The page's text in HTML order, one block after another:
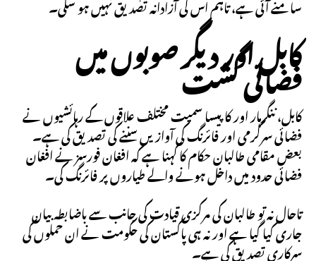
سامنے آئی ہے، تاہم اس کی آزادانہ تصدیق نہیں ہو سکی۔
کابل اور دیگر صوبوں میں
فضائی گشت
کابل، ننگرہار اور کاپیسا سمیت مختلف علاقوں کے رہائشیوں نے
فضائی سرگرمی اور فائرنگ کی آوازیں سننے کی تصدیق کی ہے۔
بعض مقامی طالبان حکام کا کہنا ہے کہ افغان فورسز نے افغان
فضائی حدود میں داخل ہونے والے طیاروں پر فائرنگ کی۔
تاحال نہ تو طالبان کی مرکزی قیادت کی جانب سے باضابطہ بیان
جاری کیا گیا ہے اور نہ ہی پاکستان کی حکومت نے ان حملوں کی
سرکاری تصدیق کی ہے۔